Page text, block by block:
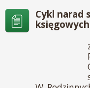
Cykl narad